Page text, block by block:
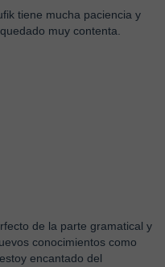
tiene mucha paciencia y
muy contenta.
de la parte gramatical y
conocimientos como
encantado del